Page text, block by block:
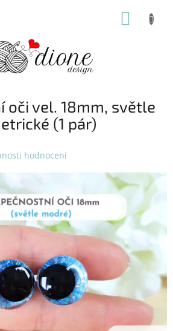
oči vel. 18mm, světle
(1 pár)
hodnocení